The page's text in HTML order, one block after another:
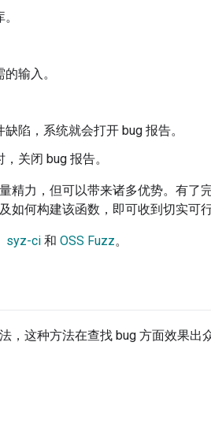
输入。
陷，系统就会打开 bug 报告。
关闭 bug 报告。
精力，但可以带来诸多优势。有了
何构建该函数，即可收到切实可行
syz-ci 和 OSS Fuzz。
，这种方法在查找 bug 方面效果出